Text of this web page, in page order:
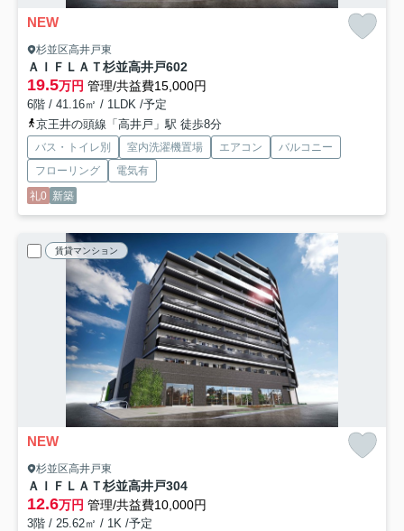
NEW
杉並区高井戸東
ＡＩＦＬＡＴ杉並高井戸602
19.5万円 管理/共益費15,000円
6階 / 41.16㎡ / 1LDK /予定
京王井の頭線「高井戸」駅 徒歩8分
バス・トイレ別 室内洗濯機置場 エアコン
バルコニー
フローリング
電気有
礼0 新築
賃貸マンション
NEW
杉並区高井戸東
ＡＩＦＬＡＴ杉並高井戸304
12.6万円 管理/共益費10,000円
3階 / 25.62㎡ / 1K /予定